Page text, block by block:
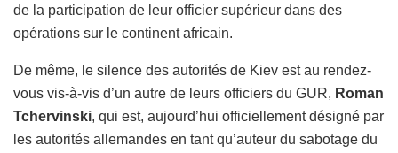
de la participation de leur officier supérieur dans des
opérations sur le continent africain.
De même, le silence des autorités de Kiev est au rendez-
vous vis-à-vis d’un autre de leurs officiers du GUR, Roman
Tchervinski, qui est, aujourd’hui officiellement désigné par
les autorités allemandes en tant qu’auteur du sabotage du